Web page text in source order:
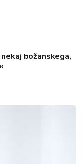
božanskega,